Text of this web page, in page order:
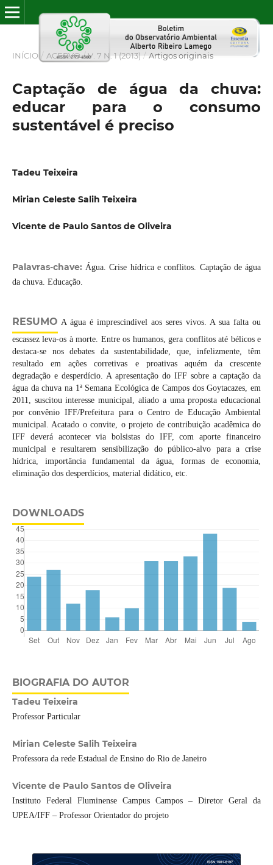
INÍCIO / ACERVO / V. 7 N. 1 (2013) / Artigos originais
Captação de água da chuva:
educar para o consumo
sustentável é preciso
Tadeu Teixeira
Mirian Celeste Salih Teixeira
Vicente de Paulo Santos de Oliveira
Palavras-chave:Água. Crise hídrica e conflitos. Captação de água
da chuva. Educação.
RESUMO A água é imprescindível aos seres vivos. A sua falta ou
escassez leva-os à morte. Entre os humanos, gera conflitos até bélicos e
destaca-se nos debates da sustentabilidade, que, infelizmente, têm
resultado em ações corretivas e proativas aquém da crescente
degradação e desperdício. A apresentação do IFF sobre a captação da
água da chuva na 1ª Semana Ecológica de Campos dos Goytacazes, em
2011, suscitou interesse municipal, aliado a uma proposta educacional
por convênio IFF/Prefeitura para o Centro de Educação Ambiental
municipal. Acatado o convite, o projeto de contribuição acadêmica do
IFF deverá acontecer via bolsistas do IFF, com aporte financeiro
municipal e resultarem sensibilização do público-alvo para a crise
hídrica, importância fundamental da água, formas de economia,
eliminação dos desperdícios, material didático, etc.
DOWNLOADS
BIOGRAFIA DO AUTOR
Tadeu Teixeira
Professor Particular
Mirian Celeste Salih Teixeira
Professora da rede Estadual de Ensino do Rio de Janeiro
Vicente de Paulo Santos de Oliveira
Instituto Federal Fluminense Campus Campos – Diretor Geral da
UPEA/IFF – Professor Orientador do projeto